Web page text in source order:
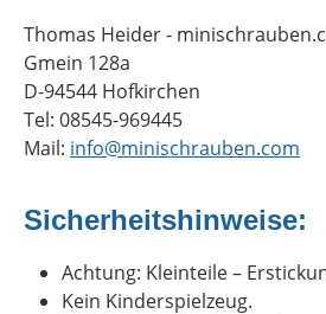
Thomas Heider -
Gmein 128a
D-94544 Hofkirchen
Tel: 08545-969445
Mail: info@minischrauben.com
Sicherheitshinweise:
Achtung: Kleinteile –
Kein Kinderspielzeug.